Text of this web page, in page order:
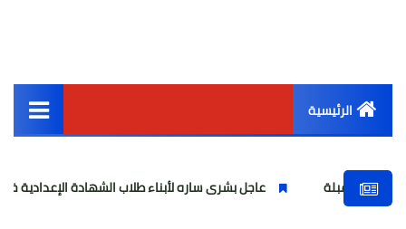
الرئيسية
أخبار مصر
عاجل بشرى ساره لأبناء طلاب الشهادة الإعدادية خفض درجات